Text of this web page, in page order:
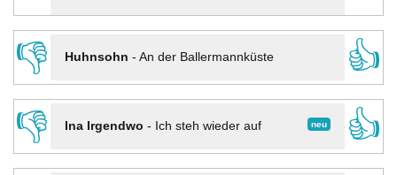
👎
Huhnsohn - An der Ballermannküste
👍
👎
neu
Ina Irgendwo - Ich steh wieder auf
👍